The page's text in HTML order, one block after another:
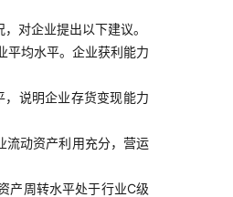
对企业提出以下建议。
平均水平。企业获利能力
说明企业存货变现能力
流动资产利用充分，营运
产周转水平处于行业C级